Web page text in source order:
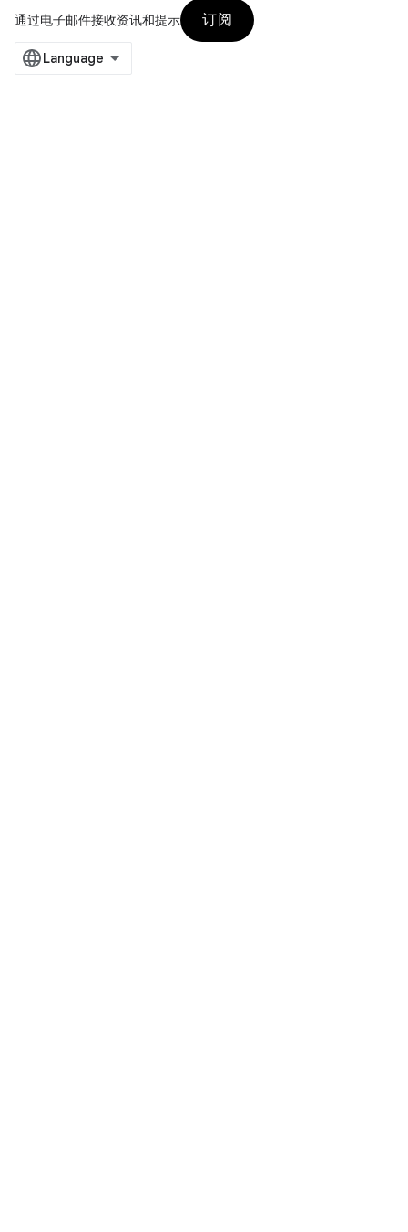
通过电子邮件接收资讯和提示
订阅